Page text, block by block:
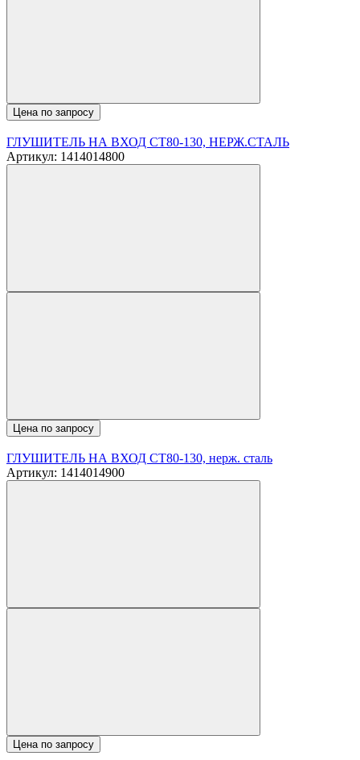
Цена по запросу
ГЛУШИТЕЛЬ НА ВХОД CT80-130, НЕРЖ.СТАЛЬ
Артикул: 1414014800
Цена по запросу
ГЛУШИТЕЛЬ НА ВХОД CT80-130, нерж. сталь
Артикул: 1414014900
Цена по запросу